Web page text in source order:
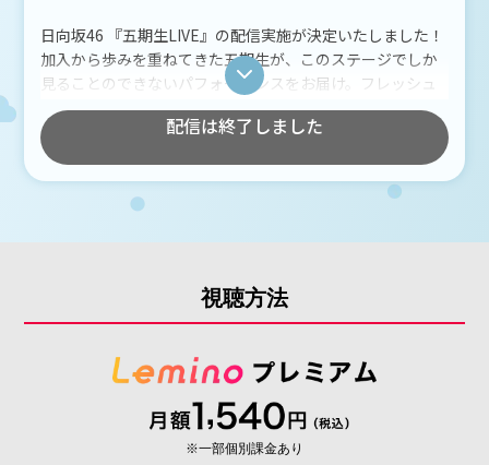
でにチケプラへの顔写真の登録が必要となります。顔写真の登録が
無い場合には、入場をお断りさせていただく場合もございます。予
めご了承ください。
・お申込み後の氏名変更はお受けいたしません。チケットに印字され
る氏名は、お申込み時の登録情報です。ご家族間、ご友人間であっ
ても譲渡は固くお断りいたします。
いかなる理由があろうとも、ご変更は受付いたしませんので、お申
必ずお問い合わせ先まで
【①名前②公演当日連絡の取れる番号③同行者の有無(氏名)④席種⑤座
介助が必要な方のみお連れ様は1名さままで一緒にご覧いただけます
が、必ずチケットが必要となります。また状況によってお連れ様は
原則として車椅子での移動が必須、または障がい者手帳をお持ちの方
に限らせていただきますが、何らかの理由で車椅子観覧エリアの利
用をご希望される場合は一度お問合せください。
確認のため、障害者手帳等の証明書を拝見させていただく場合がござ
います。なお、ご案内する場所につきましては当日会場の状況によ
り決定しますので、事前のお伝えは出来かねます。
日向坂46 『五期生LIVE』の配信実施が決定いたしました！
加入から歩みを重ねてきた五期生が、このステージでしか
見ることのできないパフォーマンスをお届け。フレッシュ
な魅力と、一人ひとりの成長が詰まった特別なライブをぜ
ひリアルタイムでご覧ください。
配信は終了しました
視聴方法
※一部個別課金あり